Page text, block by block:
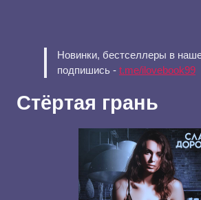
Новинки, бестселлеры в
подпишись - t.me/ilovebook99
Стёртая грань